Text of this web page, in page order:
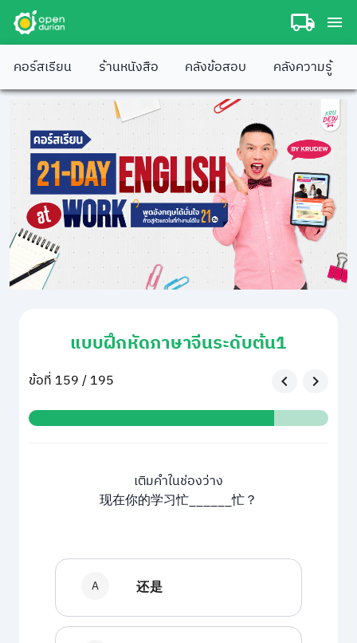
คอร์สเรียน ร้านหนังสือ คลังข้อสอบ คลังความรู้
แบบฝึกหัดภาษาจีนระดับต้น1
ข้อที่ 159 / 195
เติมคำในช่องว่าง
现在你的学习忙______忙？
A 还是